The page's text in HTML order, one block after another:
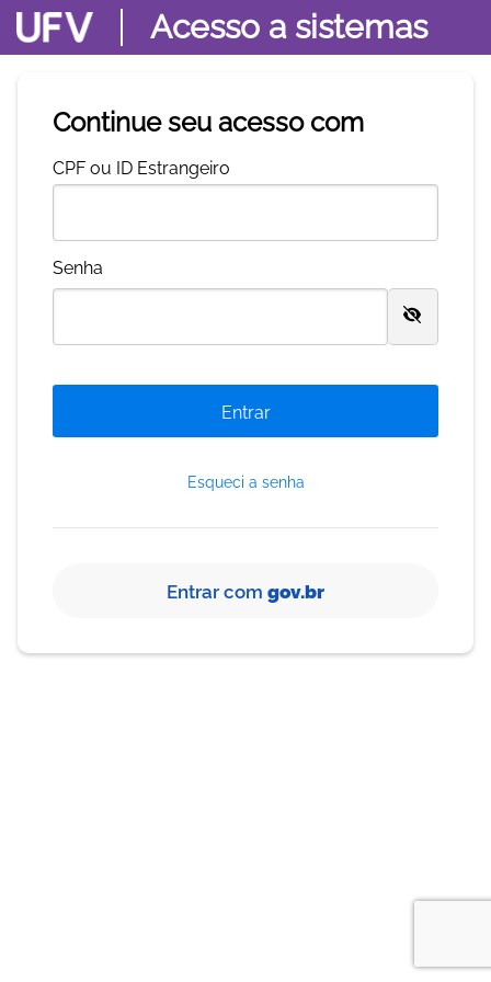
Acesso a sistemas
Continue seu acesso com
CPF ou ID Estrangeiro
Senha
Esqueci a senha
Entrar com gov.br